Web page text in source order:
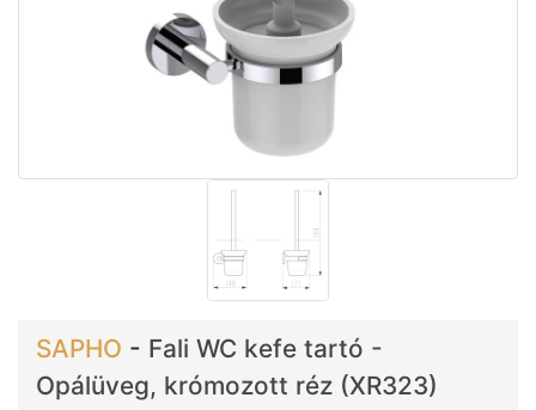
SAPHO - Fali WC kefe tartó -
Opálüveg, krómozott réz (XR323)